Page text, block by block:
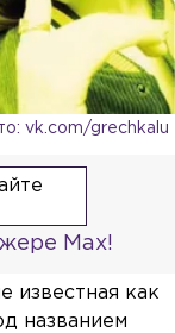
vk.com/grechkalu
Max!
известная как
названием